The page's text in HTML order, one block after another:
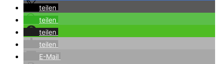
teilen
teilen
teilen
teilen
E-Mail